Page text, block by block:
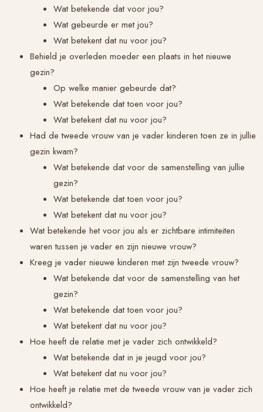
Wat betekende dat voor jou?
Wat gebeurde er met jou?
Wat betekent dat nu voor jou?
Behield je overleden moeder een plaats in het nieuwe
gezin?
Op welke manier gebeurde dat?
Wat betekende dat toen voor jou?
Wat betekent dat nu voor jou?
Had de tweede vrouw van je vader kinderen toen ze in jullie
gezin kwam?
Wat betekende dat voor de samenstelling van jullie
gezin?
Wat betekende dat toen voor jou?
Wat betekent dat nu voor jou?
Wat betekende het voor jou als er zichtbare intimiteiten
waren tussen je vader en zijn nieuwe vrouw?
Kreeg je vader nieuwe kinderen met zijn tweede vrouw?
Wat betekende dat voor de samenstelling van het
gezin?
Wat betekende dat toen voor jou?
Wat betekent dat nu voor jou?
Hoe heeft de relatie met je vader zich ontwikkeld?
Wat betekende dat in je jeugd voor jou?
Wat betekent dat nu voor jou?
Hoe heeft je relatie met de tweede vrouw van je vader zich
ontwikkeld?